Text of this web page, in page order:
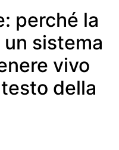
perché la
sistema
vivo
della